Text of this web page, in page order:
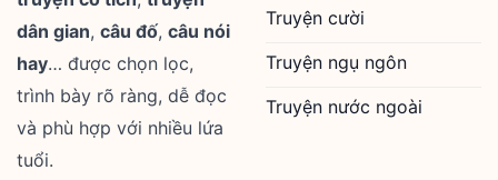
dân gian, câu đố, câu nói
hay… được chọn lọc,
trình bày rõ ràng, dễ đọc
và phù hợp với nhiều lứa
tuổi.
Truyện cười
Truyện ngụ ngôn
Truyện nước ngoài